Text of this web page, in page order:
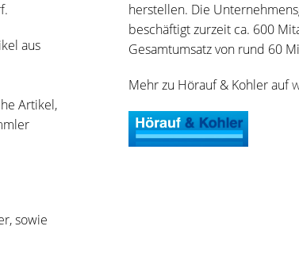
aus
Artikel,
sowie
herstellen. Die
beschäftigt zurzeit ca. 600
Gesamtumsatz von rund 60
Mehr zu Hörauf & Kohler auf